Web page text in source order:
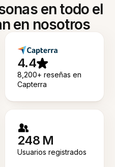
en todo el
en nosotros
4.4
8,200+ reseñas en
Capterra
248 M
Usuarios registrados